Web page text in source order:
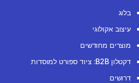
בלוג
עיצוב אקולוגי
מוצרים מחודשים
דקטלון B2B: ציוד ספורט למוסדות
דרושים